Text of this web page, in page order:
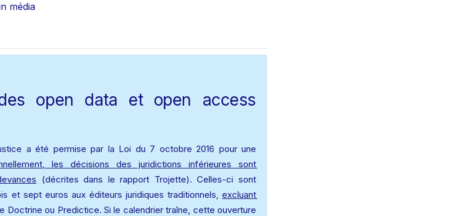
média
open data et open access
a été permise par la Loi du 7 octobre 2016 pour une
les décisions des juridictions inférieures sont
(décrites dans le rapport Trojette). Celles-ci sont
et sept euros aux éditeurs juridiques traditionnels, excluant
Doctrine ou Predictice. Si le calendrier traîne, cette ouverture